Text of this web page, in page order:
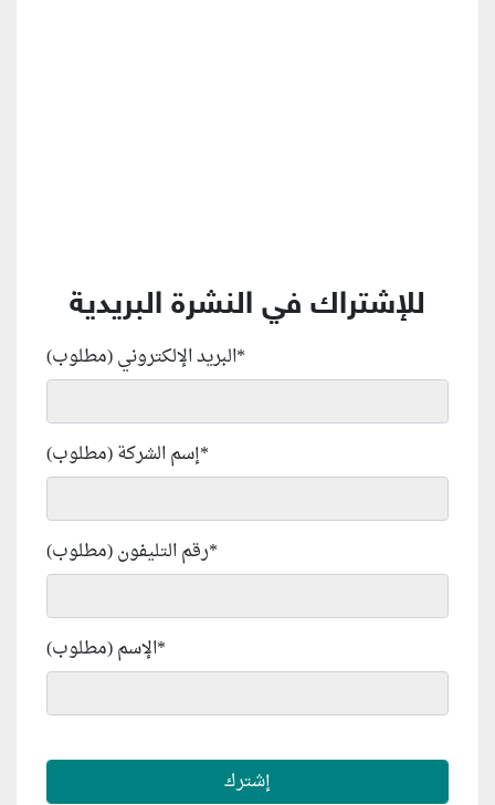
للإشتراك في النشرة البريدية
البريد الإلكتروني (مطلوب)*
إسم الشركة (مطلوب)*
رقم التليفون (مطلوب)*
الإسم (مطلوب)*